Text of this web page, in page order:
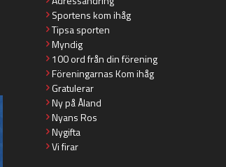
Sportens kom ihåg
Tipsa sporten
Myndig
100 ord från din förening
Föreningarnas Kom ihåg
Gratulerar
Ny på Åland
Nyans Ros
Nygifta
Vi firar